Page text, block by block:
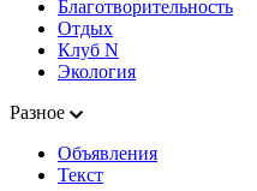
Благотворительность
Отдых
Клуб N
Экология
Разное
Объявления
Текст